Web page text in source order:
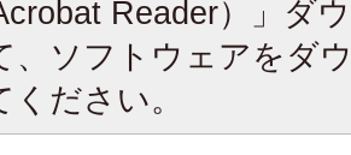
Reader）」ダ
、ソフトウェアをダ
ください。